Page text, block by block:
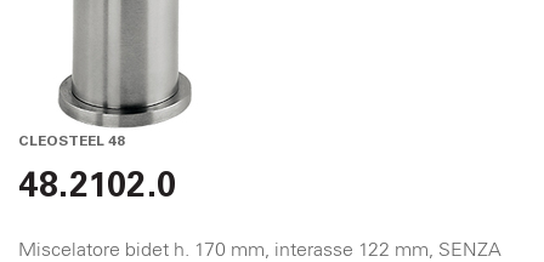
CLEOSTEEL 48
48.2102.0
Miscelatore bidet h. 170 mm, interasse 122 mm, SENZA